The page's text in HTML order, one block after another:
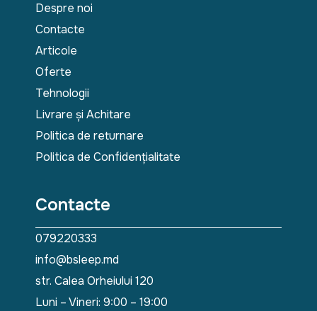
Despre noi
Contacte
Articole
Oferte
Tehnologii
Livrare și Achitare
Politica de returnare
Politica de Confidențialitate
Contacte
079220333
info@bsleep.md
str. Calea Orheiului 120
Luni – Vineri: 9:00 – 19:00